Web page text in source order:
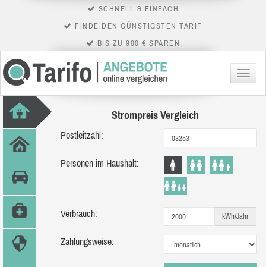
SCHNELL & EINFACH
FINDE DEN GÜNSTIGSTEN TARIF
BIS ZU 900 € SPAREN
Menü
Strompreis Vergleich
Postleitzahl:
Personen im Haushalt:
Verbrauch: kWh/Jahr
Zahlungsweise: